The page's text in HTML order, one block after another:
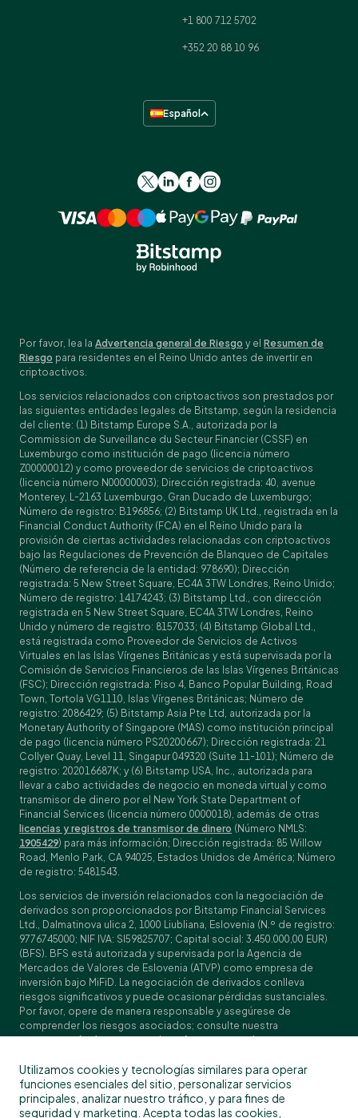
+1 800 712 5702
+352 20 88 10 96
Español
Por favor, lea la Advertencia general de Riesgo y el Resumen de
Riesgo para residentes en el Reino Unido antes de invertir en
criptoactivos.
Los servicios relacionados con criptoactivos son prestados por
las siguientes entidades legales de Bitstamp, según la residencia
del cliente: (1) Bitstamp Europe S.A., autorizada por la
Commission de Surveillance du Secteur Financier (CSSF) en
Luxemburgo como institución de pago (licencia número
Z00000012) y como proveedor de servicios de criptoactivos
(licencia número N00000003); Dirección registrada: 40, avenue
Monterey, L-2163 Luxemburgo, Gran Ducado de Luxemburgo;
Número de registro: B196856; (2) Bitstamp UK Ltd., registrada en la
Financial Conduct Authority (FCA) en el Reino Unido para la
provisión de ciertas actividades relacionadas con criptoactivos
bajo las Regulaciones de Prevención de Blanqueo de Capitales
(Número de referencia de la entidad: 978690); Dirección
registrada: 5 New Street Square, EC4A 3TW Londres, Reino Unido;
Número de registro: 14174243; (3) Bitstamp Ltd., con dirección
registrada en 5 New Street Square, EC4A 3TW Londres, Reino
Unido y número de registro: 8157033; (4) Bitstamp Global Ltd.,
está registrada como Proveedor de Servicios de Activos
Virtuales en las Islas Vírgenes Británicas y está supervisada por la
Comisión de Servicios Financieros de las Islas Vírgenes Británicas
(FSC); Dirección registrada: Piso 4, Banco Popular Building, Road
Town, Tortola VG1110, Islas Vírgenes Británicas; Número de
registro: 2086429; (5) Bitstamp Asia Pte Ltd, autorizada por la
Monetary Authority of Singapore (MAS) como institución principal
de pago (licencia número PS20200667); Dirección registrada: 21
Collyer Quay, Level 11, Singapur 049320 (Suite 11-101); Número de
registro: 202016687K; y (6) Bitstamp USA, Inc., autorizada para
llevar a cabo actividades de negocio en moneda virtual y como
transmisor de dinero por el New York State Department of
Financial Services (licencia número 0000018), además de otras
licencias y registros de transmisor de dinero (Número NMLS:
1905429) para más información; Dirección registrada: 85 Willow
Road, Menlo Park, CA 94025, Estados Unidos de América; Número
de registro: 5481543.
Los servicios de inversión relacionados con la negociación de
derivados son proporcionados por Bitstamp Financial Services
Ltd., Dalmatinova ulica 2, 1000 Liubliana, Eslovenia (N.º de registro:
9776745000; NIF IVA: SI59825707; Capital social: 3.450.000,00 EUR)
(BFS). BFS está autorizada y supervisada por la Agencia de
Mercados de Valores de Eslovenia (ATVP) como empresa de
inversión bajo MiFiD. La negociación de derivados conlleva
riesgos significativos y puede ocasionar pérdidas sustanciales.
Por favor, opere de manera responsable y asegúrese de
comprender los riesgos asociados; consulte nuestra
Especificación de contratos, losTérminos y condiciones
obtener detalles específicos sobre los contratos y las
divulgaciones de riesgos. La negociación de derivados no está
disponible para clientes en Estados Unidos, Canadá, Japón y
algunos otros países. BFS no presta servicios de criptoactivos.
Utilizamos cookies y tecnologías similares para operar
funciones esenciales del sitio, personalizar servicios
principales, analizar nuestro tráfico, y para fines de
seguridad y marketing. Acepta todas las cookies,